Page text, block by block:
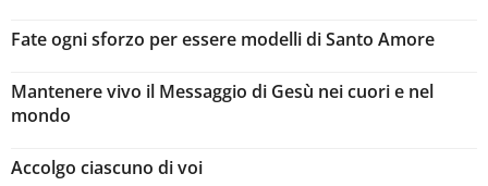
Fate ogni sforzo per essere modelli di Santo Amore
Mantenere vivo il Messaggio di Gesù nei cuori e nel
mondo
Accolgo ciascuno di voi